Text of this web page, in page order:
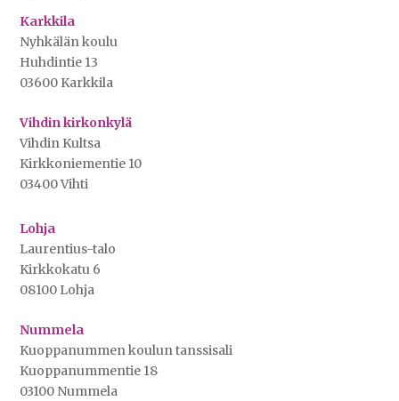
Karkkila
Nyhkälän koulu
Huhdintie 13
03600 Karkkila
Vihdin kirkonkylä
Vihdin Kultsa
Kirkkoniementie 10
03400 Vihti
Lohja
Laurentius-talo
Kirkkokatu 6
08100 Lohja
Nummela
Kuoppanummen koulun tanssisali
Kuoppanummentie 18
03100 Nummela